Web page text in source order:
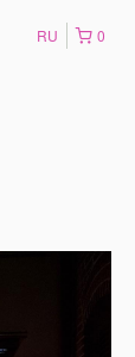
0
RU